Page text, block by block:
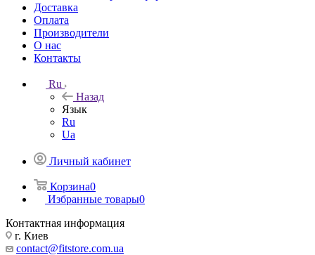
Доставка
Оплата
Производители
О нас
Контакты
Ru
Назад
Язык
Ru
Ua
Личный кабинет
Корзина0
Избранные товары0
Контактная информация
г. Киев
contact@fitstore.com.ua